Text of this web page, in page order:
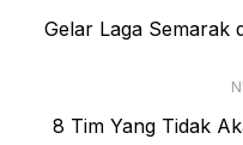
pos
Previous
Gelar Laga Semarak
Next
8 Tim Yang Tidak